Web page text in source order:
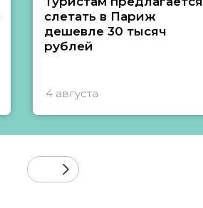
слетать в Париж
дешевле 30 тысяч
рублей
4 августа